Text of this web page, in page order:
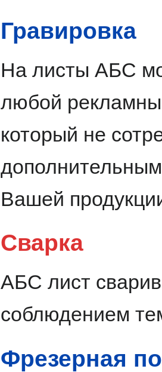
Гравировка
На листы АБС
любой
который не
Вашей
Сварка
АБС лист
соблюдением
Фрезерная